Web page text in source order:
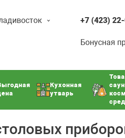
+7 (423)
Бонусная
Кухонная
утварь